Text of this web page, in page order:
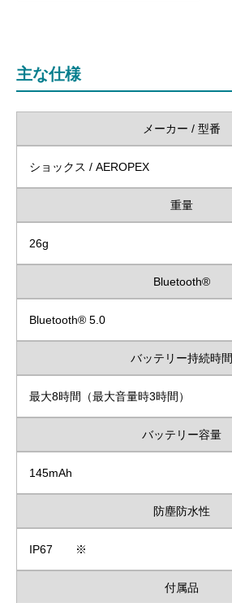
主な仕様
メーカー / 型番
ショックス / AEROPEX
重量
26g
Bluetooth®
Bluetooth® 5.0
バッテリー持続時間
最大8時間（最大音量時3時間）
バッテリー容量
145mAh
防塵防水性
IP67 ※
付属品